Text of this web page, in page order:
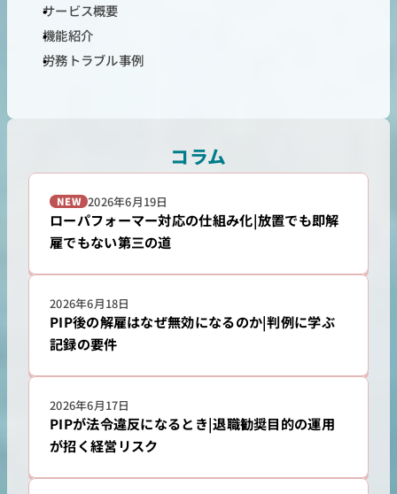
サービス概要
機能紹介
労務トラブル事例
コラム
NEW 2026年6月19日
ローパフォーマー対応の仕組み化|放置でも即解
雇でもない第三の道
2026年6月18日
PIP後の解雇はなぜ無効になるのか|判例に学ぶ
記録の要件
2026年6月17日
PIPが法令違反になるとき|退職勧奨目的の運用
が招く経営リスク